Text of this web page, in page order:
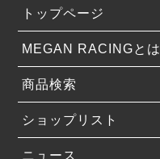
トップページ
MEGAN RACINGとは
商品検索
ショップリスト
ニュース